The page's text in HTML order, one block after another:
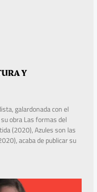
Y
galardonada con el
obra Las formas del
(2020), Azules son las
acaba de publicar su